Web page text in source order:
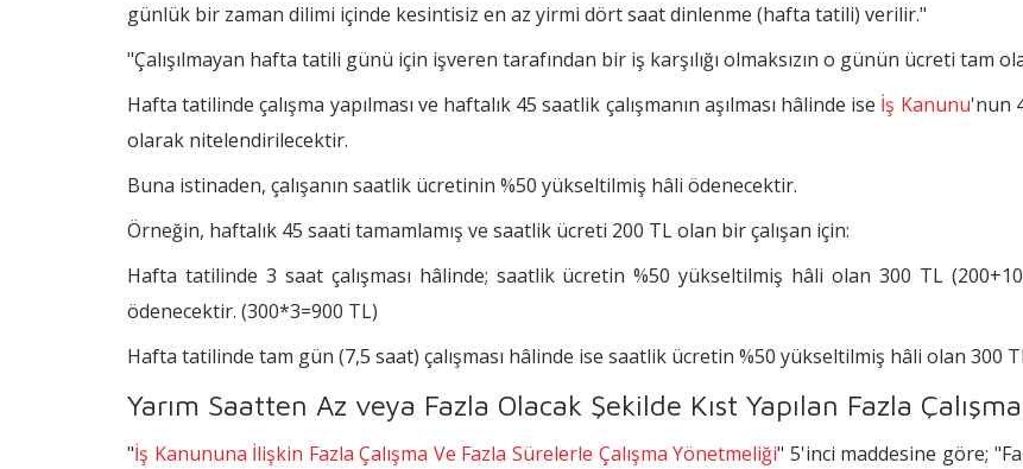
günlük bir zaman dilimi içinde kesintisiz en az yirmi dört saat dinlenme (hafta tatili) verilir."
"Çalışılmayan hafta tatili günü için işveren tarafından bir iş karşılığı olmaksızın o günün ücreti tam
Hafta tatilinde çalışma yapılması ve haftalık 45 saatlik çalışmanın aşılması hâlinde ise İş Kanunu'nun
olarak nitelendirilecektir.
Buna istinaden, çalışanın saatlik ücretinin %50 yükseltilmiş hâli ödenecektir.
Örneğin, haftalık 45 saati tamamlamış ve saatlik ücreti 200 TL olan bir çalışan için:
Hafta tatilinde 3 saat çalışması hâlinde; saatlik ücretin %50 yükseltilmiş hâli olan 300 TL
ödenecektir. (300*3=900 TL)
Hafta tatilinde tam gün (7,5 saat) çalışması hâlinde ise saatlik ücretin %50 yükseltilmiş hâli olan 300
Yarım Saatten Az veya Fazla Olacak Şekilde Kıst Yapılan Fazla
"İş Kanununa İlişkin Fazla Çalışma Ve Fazla Sürelerle Çalışma Yönetmeliği" 5'inci maddesine göre;